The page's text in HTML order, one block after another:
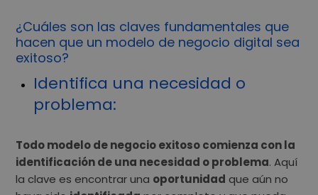
¿Cuáles son las claves fundamentales que
hacen que un modelo de negocio digital sea
exitoso?
Identifica una necesidad o
problema:
Todo modelo de negocio exitoso comienza con la
identificación de una necesidad o problema. Aquí
la clave es encontrar una oportunidad que aún no